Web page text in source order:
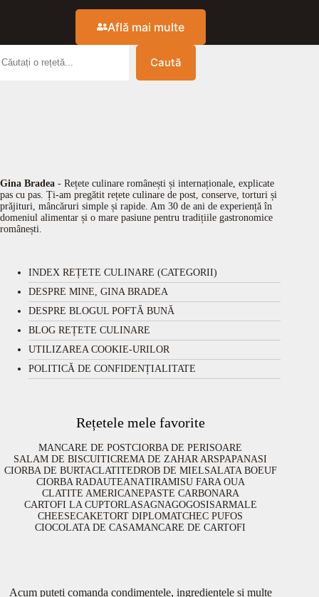
Află mai multe
Caută
Gina Bradea - Rețete culinare românești și internaționale, explicate
pas cu pas. Ți-am pregătit rețete culinare de post, conserve, torturi și
prăjituri, mâncăruri simple și rapide. Am 30 de ani de experiență în
domeniul alimentar și o mare pasiune pentru tradițiile gastronomice
românești.
INDEX REȚETE CULINARE (CATEGORII)
DESPRE MINE, GINA BRADEA
DESPRE BLOGUL POFTĂ BUNĂ
BLOG REȚETE CULINARE
UTILIZAREA COOKIE-URILOR
POLITICĂ DE CONFIDENȚIALITATE
Rețetele mele favorite
MANCARE DE POSTCIORBA DE PERISOARE
SALAM DE BISCUITICREMA DE ZAHAR ARSPAPANASI
CIORBA DE BURTACLATITEDROB DE MIELSALATA BOEUF
CIORBA RADAUTEANATIRAMISU FARA OUA
CLATITE AMERICANEPASTE CARBONARA
CARTOFI LA CUPTORLASAGNAGOGOSISARMALE
CHEESECAKETORT DIPLOMATCHEC PUFOS
CIOCOLATA DE CASAMANCARE DE CARTOFI
Acum puteți comanda condimentele, ingredientele și multe